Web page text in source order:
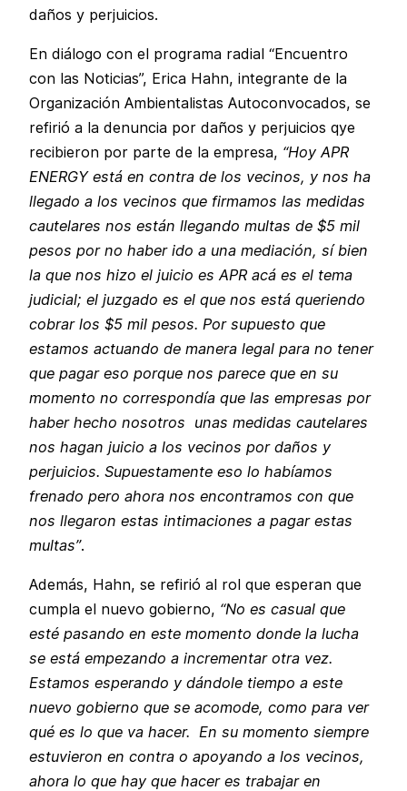
daños y perjuicios.
En diálogo con el programa radial “Encuentro
con las Noticias”, Erica Hahn, integrante de la
Organización Ambientalistas Autoconvocados, se
refirió a la denuncia por daños y perjuicios qye
recibieron por parte de la empresa, “Hoy APR
ENERGY está en contra de los vecinos, y nos ha
llegado a los vecinos que firmamos las medidas
cautelares nos están llegando multas de $5 mil
pesos por no haber ido a una mediación, sí bien
la que nos hizo el juicio es APR acá es el tema
judicial; el juzgado es el que nos está queriendo
cobrar los $5 mil pesos. Por supuesto que
estamos actuando de manera legal para no tener
que pagar eso porque nos parece que en su
momento no correspondía que las empresas por
haber hecho nosotros unas medidas cautelares
nos hagan juicio a los vecinos por daños y
perjuicios. Supuestamente eso lo habíamos
frenado pero ahora nos encontramos con que
nos llegaron estas intimaciones a pagar estas
multas”.
Además, Hahn, se refirió al rol que esperan que
cumpla el nuevo gobierno, “No es casual que
esté pasando en este momento donde la lucha
se está empezando a incrementar otra vez.
Estamos esperando y dándole tiempo a este
nuevo gobierno que se acomode, como para ver
qué es lo que va hacer. En su momento siempre
estuvieron en contra o apoyando a los vecinos,
ahora lo que hay que hacer es trabajar en